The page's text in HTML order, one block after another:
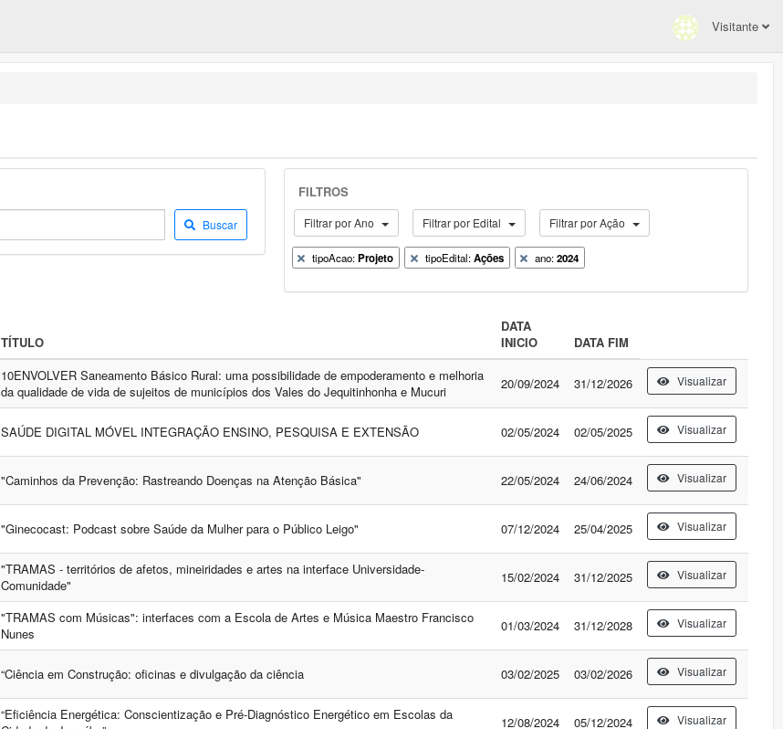
Visitante
Buscar
FILTROS
Filtrar por Ano Filtrar por Edital Filtrar por Ação
tipoAcao:Projeto tipoEdital:Ações ano:2024
TÍTULO
DATA
INICIO
DATA FIM
10ENVOLVER Saneamento Básico Rural: uma possibilidade de empoderamento e melhoria
da qualidade de vida de sujeitos de municípios dos Vales do Jequitinhonha e Mucuri
20/09/2024 31/12/2026 Visualizar
SAÚDE DIGITAL MÓVEL INTEGRAÇÃO ENSINO, PESQUISA E EXTENSÃO 02/05/2024 02/05/2025 Visualizar
"Caminhos da Prevenção: Rastreando Doenças na Atenção Básica" 22/05/2024 24/06/2024 Visualizar
"Ginecocast: Podcast sobre Saúde da Mulher para o Público Leigo" 07/12/2024 25/04/2025 Visualizar
"TRAMAS - territórios de afetos, mineiridades e artes na interface Universidade-
Comunidade"
15/02/2024 31/12/2025 Visualizar
"TRAMAS com Músicas": interfaces com a Escola de Artes e Música Maestro Francisco
Nunes
01/03/2024 31/12/2028 Visualizar
“Ciência em Construção: oficinas e divulgação da ciência 03/02/2025 03/02/2026 Visualizar
“Eficiência Energética: Conscientização e Pré-Diagnóstico Energético em Escolas da
12/08/2024 05/12/2024 Visualizar